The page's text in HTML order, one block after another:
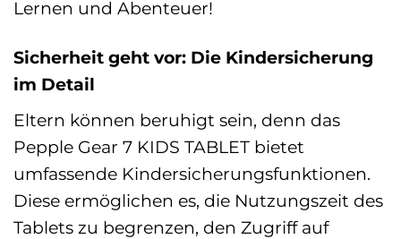
Lernen und Abenteuer!
Sicherheit geht vor: Die Kindersicherung
im Detail
Eltern können beruhigt sein, denn das
Pepple Gear 7 KIDS TABLET bietet
umfassende Kindersicherungsfunktionen.
Diese ermöglichen es, die Nutzungszeit des
Tablets zu begrenzen, den Zugriff auf